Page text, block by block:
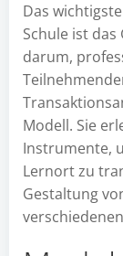
Das
Schule ist
darum,
Modell. Sie
Instrumente,
Lernort zu
Gestaltung